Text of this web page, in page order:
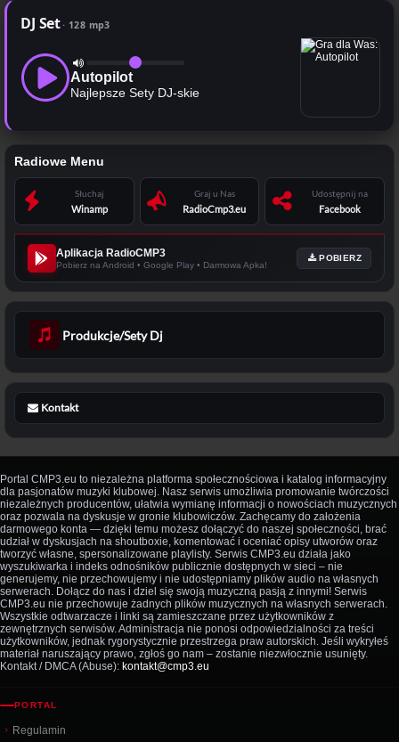
DJ Set 128 mp3
Autopilot
Najlepsze Sety DJ-skie
Radiowe Menu
Słuchaj
Winamp
Graj u Nas
RadioCmp3.eu
Udostępnij na
Facebook
Aplikacja RadioCMP3
Pobierz na Android • Google Play • Darmowa Apka!
POBIERZ
Produkcje/Sety Dj
Kontakt
Portal CMP3.eu to niezależna platforma społecznościowa i katalog informacyjny
dla pasjonatów muzyki klubowej. Nasz serwis umożliwia promowanie twórczości
niezależnych producentów, ułatwia wymianę informacji o nowościach muzycznych
oraz pozwala na dyskusje w gronie klubowiczów. Zachęcamy do założenia
darmowego konta — dzięki temu możesz dołączyć do naszej społeczności, brać
udział w dyskusjach na shoutboxie, komentować i oceniać opisy utworów oraz
tworzyć własne, spersonalizowane playlisty. Serwis CMP3.eu działa jako
wyszukiwarka i indeks odnośników publicznie dostępnych w sieci – nie
generujemy, nie przechowujemy i nie udostępniamy plików audio na własnych
serwerach. Dołącz do nas i dziel się swoją muzyczną pasją z innymi! Serwis
CMP3.eu nie przechowuje żadnych plików muzycznych na własnych serwerach.
Wszystkie odtwarzacze i linki są zamieszczane przez użytkowników z
zewnętrznych serwisów. Administracja nie ponosi odpowiedzialności za treści
użytkowników, jednak rygorystycznie przestrzega praw autorskich. Jeśli wykryłeś
materiał naruszający prawo, zgłoś go nam – zostanie niezwłocznie usunięty.
Kontakt / DMCA (Abuse): kontakt@cmp3.eu
PORTAL
Regulamin